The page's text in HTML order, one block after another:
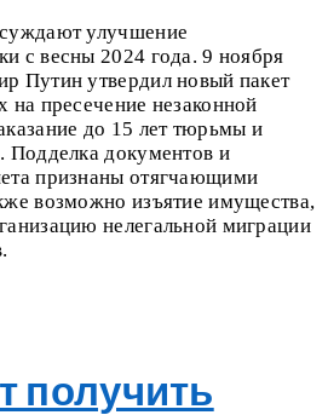
улучшение
с весны 2024 года. 9 ноября
Путин утвердил новый пакет
на пресечение незаконной
до 15 лет тюрьмы и
документов и
признаны отягчающими
возможно изъятие имущества,
нелегальной миграции
получить